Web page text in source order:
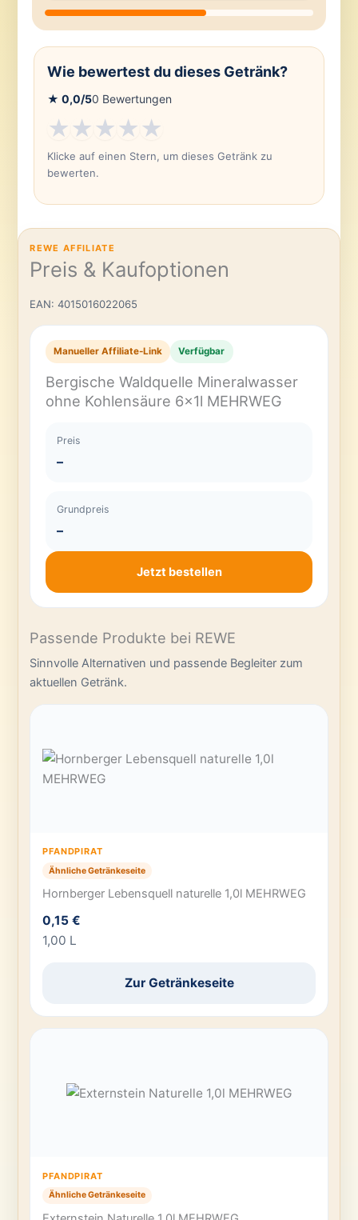
Wie bewertest du dieses Getränk?
★ 0,0/50 Bewertungen
★★★★★
Klicke auf einen Stern, um dieses Getränk zu
bewerten.
REWE AFFILIATE
Preis & Kaufoptionen
EAN: 4015016022065
Manueller Affiliate-Link Verfügbar
Bergische Waldquelle Mineralwasser
ohne Kohlensäure 6x1l MEHRWEG
Preis
–
Grundpreis
–
Jetzt bestellen
Passende Produkte bei REWE
Sinnvolle Alternativen und passende Begleiter zum
aktuellen Getränk.
PFANDPIRAT
Ähnliche Getränkeseite
Hornberger Lebensquell naturelle 1,0l MEHRWEG
0,15 €
1,00 L
Zur Getränkeseite
PFANDPIRAT
Ähnliche Getränkeseite